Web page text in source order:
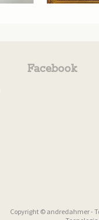
Facebook
Copyright © andredahmer -